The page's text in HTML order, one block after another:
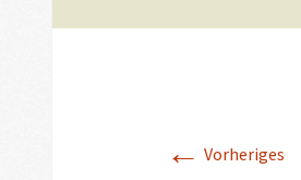
← Vorheriges